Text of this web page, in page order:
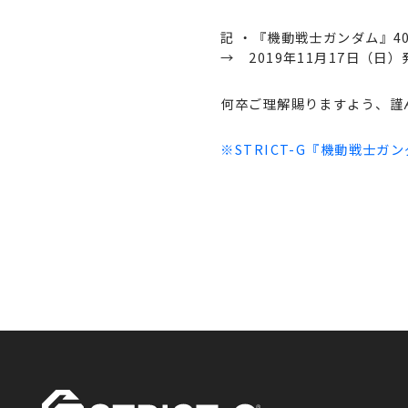
記 ・『機動戦士ガンダム
→ 2019年11月17日（日）
何卒ご理解賜りますよう、
※STRICT-G『機動戦士ガン